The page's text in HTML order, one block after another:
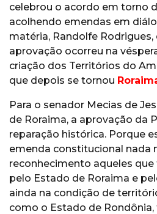
celebrou o acordo em torno
acolhendo emendas em
matéria, Randolfe Rodrigues,
aprovação ocorreu na
criação dos Territórios do
que depois se tornou
Para o senador Mecias de
de Roraima, a aprovação da
reparação histórica. Porque
emenda constitucional nada
reconhecimento aqueles
pelo Estado de Roraima e
ainda na condição de
como o Estado de